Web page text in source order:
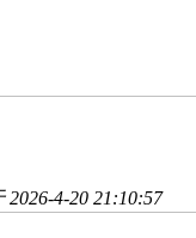
2026-4-20 21:10:57